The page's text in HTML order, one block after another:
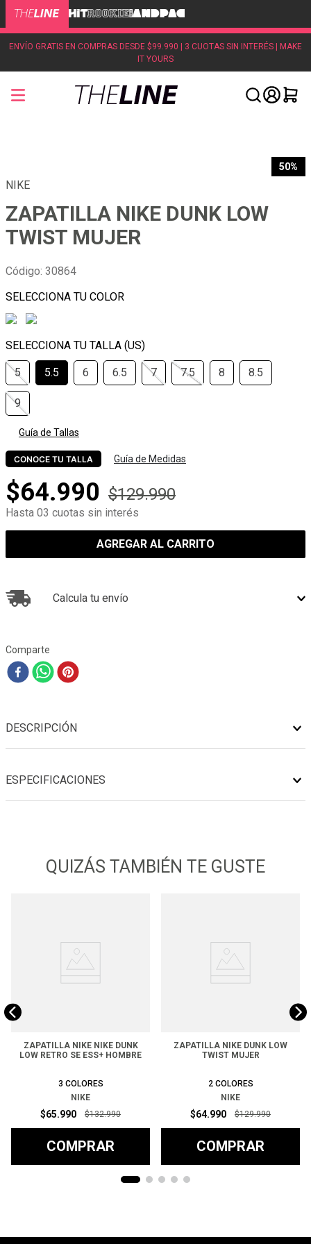
ENVÍO GRATIS EN COMPRAS DESDE $99.990 | 3 CUOTAS SIN INTERÉS | MAKE
IT YOURS
50%
NIKE
ZAPATILLA NIKE DUNK LOW
TWIST MUJER
Código: 30864
5 5.5 6 6.5 7 7.5 8 8.5
9
Guía de Tallas
CONOCE TU TALLA Guía de Medidas
$64.990 $129.990
Hasta 03 cuotas sin interés
AGREGAR AL CARRITO
Calcula tu envío
Comparte
DESCRIPCIÓN
ESPECIFICACIONES
QUIZÁS TAMBIÉN TE GUSTE
ZAPATILLA NIKE NIKE DUNK
LOW RETRO SE ESS+ HOMBRE
3 COLORES
NIKE
$65.990 $132.990
COMPRAR
ZAPATILLA NIKE DUNK LOW
TWIST MUJER
2 COLORES
NIKE
$64.990 $129.990
COMPRAR